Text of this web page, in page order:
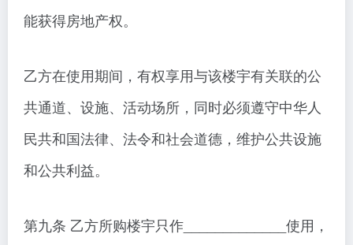
能获得房地产权。
乙方在使用期间，有权享用与该楼宇有关联的公
共通道、设施、活动场所，同时必须遵守中华人
民共和国法律、法令和社会道德，维护公共设施
和公共利益。
第九条 乙方所购楼宇只作_____________使用，